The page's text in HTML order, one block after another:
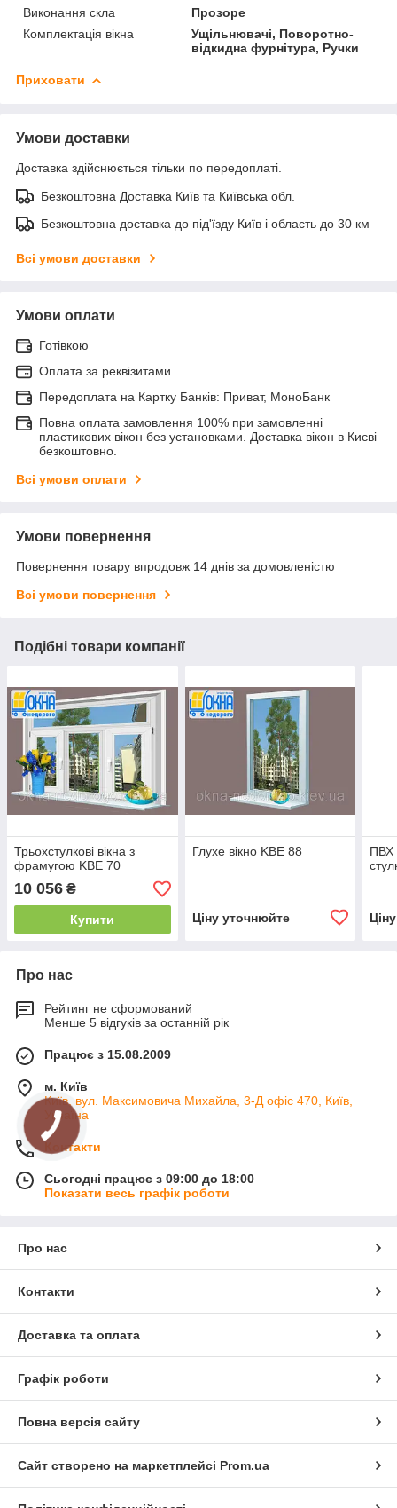
Виконання скла
Прозоре
Комплектація вікна
Ущільнювачі, Поворотно-
відкидна фурнітура, Ручки
Приховати
Умови доставки
Доставка здійснюється тільки по передоплаті.
Безкоштовна Доставка Київ та Київська обл.
Безкоштовна доставка до під'їзду Київ і область до 30 км
Всі умови доставки
Умови оплати
Готівкою
Оплата за реквізитами
Передоплата на Картку Банків: Приват, МоноБанк
Повна оплата замовлення 100% при замовленні
пластикових вікон без установками. Доставка вікон в Києві
безкоштовно.
Всі умови оплати
Умови повернення
Повернення товару впродовж 14 днів за домовленістю
Всі умови повернення
Подібні товари компанії
Трьохстулкові вікна з
фрамугою KBE 70
10 056 ₴
Купити
Глухе вікно KBE 88
Ціну уточнюйте
ПВХ
Про нас
Рейтинг не сформований
Менше 5 відгуків за останній рік
Працює з 15.08.2009
м. Київ
Київ, вул. Максимовича Михайла, 3-Д офіс 470, Київ,
Україна
Контакти
Сьогодні працює з 09:00 до 18:00
Показати весь графік роботи
Про нас
Контакти
Доставка та оплата
Графік роботи
Повна версія сайту
Сайт створено на маркетплейсі Prom.ua